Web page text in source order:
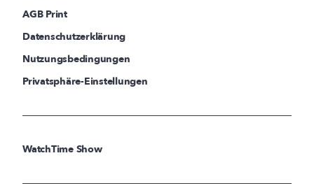
AGB Print
Datenschutzerklärung
Nutzungsbedingungen
Privatsphäre-Einstellungen
WatchTime Show